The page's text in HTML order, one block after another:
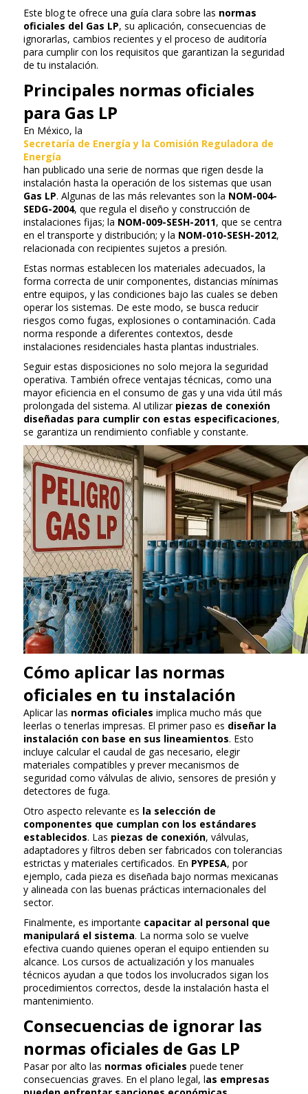
Este blog te ofrece una guía clara sobre las normas
oficiales del Gas LP, su aplicación, consecuencias de
ignorarlas, cambios recientes y el proceso de auditoría
para cumplir con los requisitos que garantizan la seguridad
de tu instalación.
Principales normas oficiales
para Gas LP
En México, la
Secretaría de Energía y la Comisión Reguladora de
Energía
han publicado una serie de normas que rigen desde la
instalación hasta la operación de los sistemas que usan
Gas LP. Algunas de las más relevantes son la NOM-004-
SEDG-2004, que regula el diseño y construcción de
instalaciones fijas; la NOM-009-SESH-2011, que se centra
en el transporte y distribución; y la NOM-010-SESH-2012,
relacionada con recipientes sujetos a presión.
Estas normas establecen los materiales adecuados, la
forma correcta de unir componentes, distancias mínimas
entre equipos, y las condiciones bajo las cuales se deben
operar los sistemas. De este modo, se busca reducir
riesgos como fugas, explosiones o contaminación. Cada
norma responde a diferentes contextos, desde
instalaciones residenciales hasta plantas industriales.
Seguir estas disposiciones no solo mejora la seguridad
operativa. También ofrece ventajas técnicas, como una
mayor eficiencia en el consumo de gas y una vida útil más
prolongada del sistema. Al utilizar piezas de conexión
diseñadas para cumplir con estas especificaciones,
se garantiza un rendimiento confiable y constante.
Cómo aplicar las normas
oficiales en tu instalación
Aplicar las normas oficiales implica mucho más que
leerlas o tenerlas impresas. El primer paso es diseñar la
instalación con base en sus lineamientos. Esto
incluye calcular el caudal de gas necesario, elegir
materiales compatibles y prever mecanismos de
seguridad como válvulas de alivio, sensores de presión y
detectores de fuga.
Otro aspecto relevante es la selección de
componentes que cumplan con los estándares
establecidos. Las piezas de conexión, válvulas,
adaptadores y filtros deben ser fabricados con tolerancias
estrictas y materiales certificados. En PYPESA, por
ejemplo, cada pieza es diseñada bajo normas mexicanas
y alineada con las buenas prácticas internacionales del
sector.
Finalmente, es importante capacitar al personal que
manipulará el sistema. La norma solo se vuelve
efectiva cuando quienes operan el equipo entienden su
alcance. Los cursos de actualización y los manuales
técnicos ayudan a que todos los involucrados sigan los
procedimientos correctos, desde la instalación hasta el
mantenimiento.
Consecuencias de ignorar las
normas oficiales de Gas LP
Pasar por alto las normas oficiales puede tener
consecuencias graves. En el plano legal, las empresas